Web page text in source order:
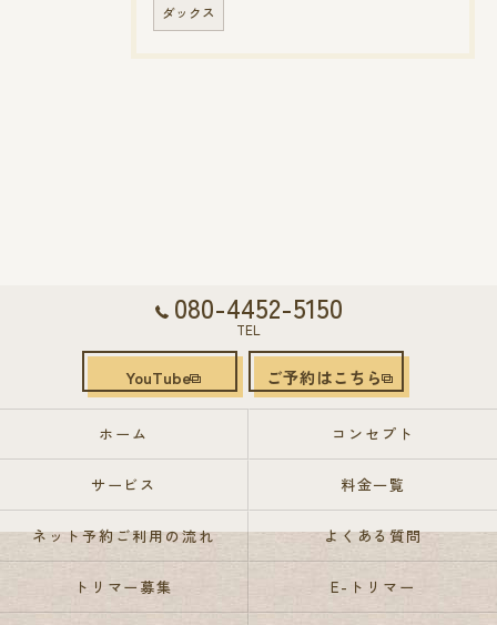
ダックス
080-4452-5150
TEL
YouTube ご予約はこちら
ホーム コンセプト
サービス 料金一覧
ネット予約ご利用の流れ よくある質問
トリマー募集 E-トリマー